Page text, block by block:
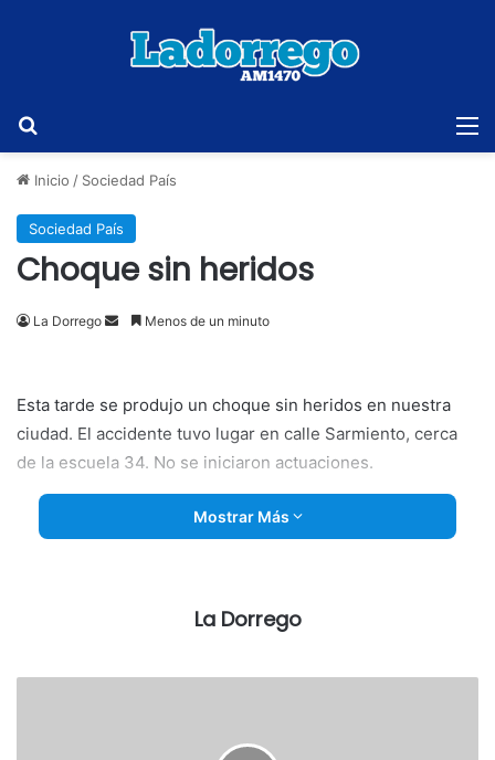
Inicio / Sociedad País
Sociedad País
Choque sin heridos
La Dorrego
SendMenos de un minuto
Esta tarde se produjo un choque sin heridos en nuestra
ciudad. El accidente tuvo lugar en calle Sarmiento, cerca
de la escuela 34. No se iniciaron actuaciones.
Mostrar Más
La Dorrego